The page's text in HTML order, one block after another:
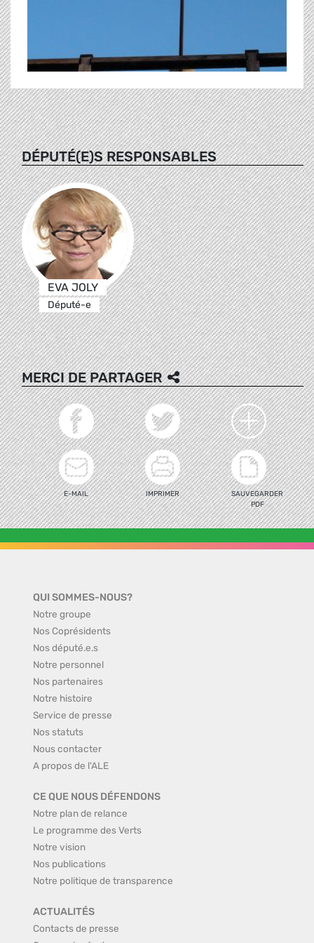
DÉPUTÉ(E)S RESPONSABLES
EVA JOLY
Député-e
MERCI DE PARTAGER
E-MAIL IMPRIMER
SAUVEGARDER
PDF
QUI SOMMES-NOUS?
Notre groupe
Nos Coprésidents
Nos député.e.s
Notre personnel
Nos partenaires
Notre histoire
Service de presse
Nos statuts
Nous contacter
A propos de l'ALE
CE QUE NOUS DÉFENDONS
Notre plan de relance
Le programme des Verts
Notre vision
Nos publications
Notre politique de transparence
ACTUALITÉS
Contacts de presse